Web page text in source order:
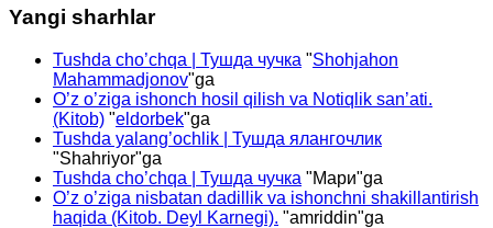
Yangi sharhlar
Tushda cho’chqa | Тушда чучка "Shohjahon
Mahammadjonov"ga
O’z o’ziga ishonch hosil qilish va Notiqlik san’ati.
(Kitob) "eldorbek"ga
Tushda yalang’ochlik | Тушда ялангочлик
"Shahriyor"ga
Tushda cho’chqa | Тушда чучка "Мари"ga
O’z o’ziga nisbatan dadillik va ishonchni shakillantirish
haqida (Kitob. Deyl Karnegi). "amriddin"ga